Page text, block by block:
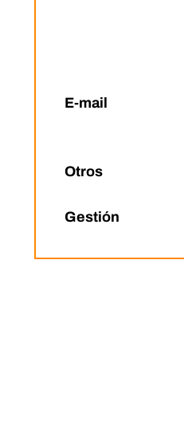
E-mail
Otros
Gestión